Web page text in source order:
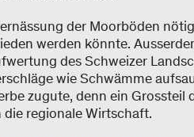
der Moorböden
werden könnte.
des Schweizer
wie Schwämme
zugute, denn ein Grossteil
regionale Wirtschaft.